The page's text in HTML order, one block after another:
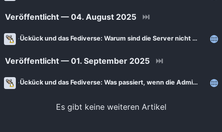
Veröffentlicht — 04. August 2025 ⏭
Ückück und das Fediverse: Warum sind die Server nicht offen?
Veröffentlicht — 01. September 2025 ⏭
Ückück und das Fediverse: Was passiert, wenn die Administration weg ist?
Es gibt keine weiteren Artikel